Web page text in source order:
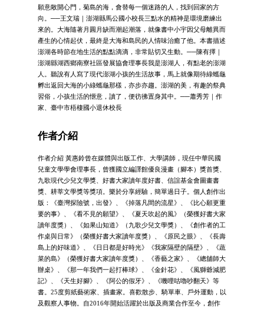
願意敞開心門，菊島的海，會替每一個迷路的人，找到回家的方
向。──王文瑞｜澎湖縣馬公國小校長三點水的精神是環境磨練出
來的。大海隨著月圓月缺而潮起潮落，就像書中小宇因父母離異而
產生的心情起伏，最終是大海和島民的人情味治癒了他。本書描述
澎湖各時節在地生活的點點滴滴，非常貼切又生動。──陳有擇｜
澎湖縣湖西鄉南寮社區發展協會理事長我是澎湖人，有點老的澎湖
人。聽說有人寫了現代澎湖小孩的生活故事，馬上就像期待綠蠵龜
孵出返回大海的小綠蠵龜那樣，亦步亦趨。澎湖的美，有趣的祭典
習俗，小孩生活的愜意，讀了，便彷彿置身其中。──蕭秀芳｜作
家、臺中市梧棲國小退休校長
作者介紹
作者介紹 黃惠鈴曾在媒體與出版工作、大學講師，現任中華民國
兒童文學學會理事長，曾獲國立編譯館優良漫畫（腳本）獎首獎、
九歌現代少兒文學獎、好書大家讀年度好書、信誼基金會圖畫書
獎、耕莘文學獎等獎項。樂於分享經驗，簡單過日子。個人創作出
版：《臺灣探險號，出發》、《掉落凡間的流星》、《比心願更重
要的事》、《看不見的願望》、《夏天吹起的風》（榮獲好書大家
讀年度獎）、《如果山知道》（九歌少兒文學獎）、《創作者的工
作桌與日常》（榮獲好書大家讀年度獎）、《原民之眼》、《長壽
島上的好味道》、《日日都是好時光》《我家隔壁的隔壁》、《蔬
菜的島》（榮獲好書大家讀年度獎）、《香藝之家》、《總舖師大
辦桌》、《那一年我們一起打棒球》、《金針花》、《風獅爺減肥
記》、《天生好腳》、《阿公的假牙》、《嘰哩咕嚕吵翻天》等
書。25度剪紙藝術家、插畫家。喜歡散步、騎單車、戶外運動，以
及觀察人事物。自2016年開始活躍於出版及商業合作至今，創作